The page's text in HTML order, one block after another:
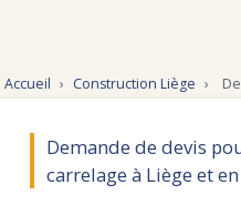
Accueil › Construction Liège ›
Demande de devis
carrelage à Liège et